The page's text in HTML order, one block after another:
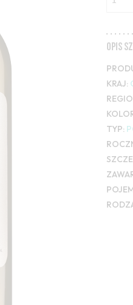
OPIS
KRAJ:
TYP: